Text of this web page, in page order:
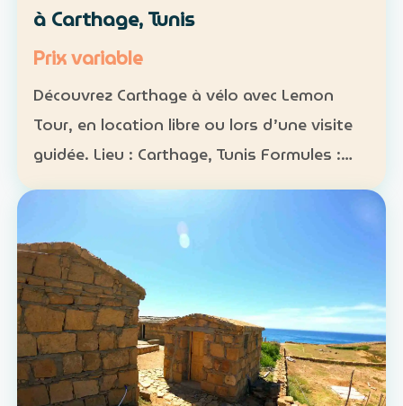
à Carthage, Tunis
Prix variable
Découvrez Carthage à vélo avec Lemon
Tour, en location libre ou lors d’une visite
guidée. Lieu : Carthage, Tunis Formules :
location libre ou parcours accompagné
patrimoine lo…